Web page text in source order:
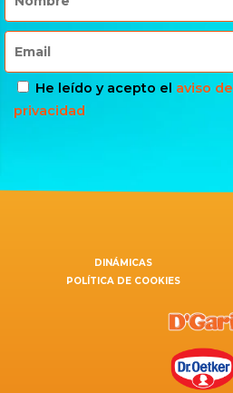
He leído y acepto el aviso de
privacidad
DINÁMICAS
POLÍTICA DE COOKIES